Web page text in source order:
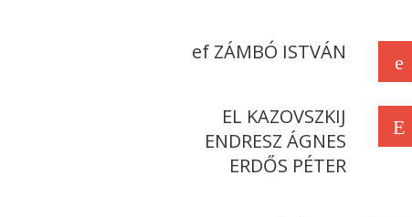
e
ef ZÁMBÓ ISTVÁN
E
EL KAZOVSZKIJ
ENDRESZ ÁGNES
ERDŐS PÉTER